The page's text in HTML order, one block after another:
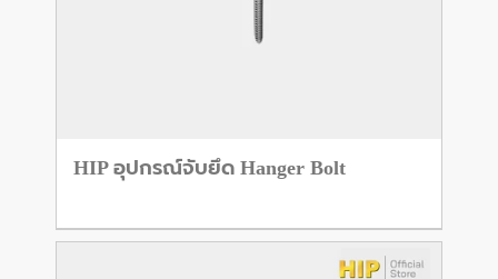
HIP อุปกรณ์จับยึด Hanger Bolt